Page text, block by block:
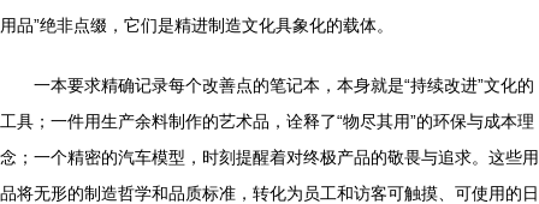
用品”绝非点缀，它们是精进制造文化具象化的载体。
一本要求精确记录每个改善点的笔记本，本身就是“持续改进”文化的
工具；一件用生产余料制作的艺术品，诠释了“物尽其用”的环保与成本理
念；一个精密的汽车模型，时刻提醒着对终极产品的敬畏与追求。这些用
品将无形的制造哲学和品质标准，转化为员工和访客可触摸、可使用的日